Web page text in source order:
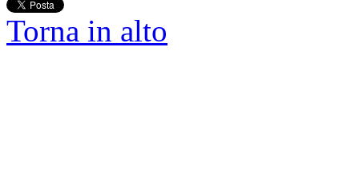
Torna in alto